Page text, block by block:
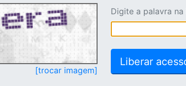
[trocar imagem]
Digite a palavra